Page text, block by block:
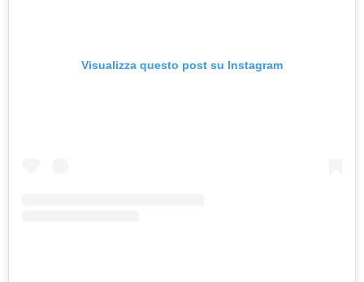
Visualizza questo post su Instagram